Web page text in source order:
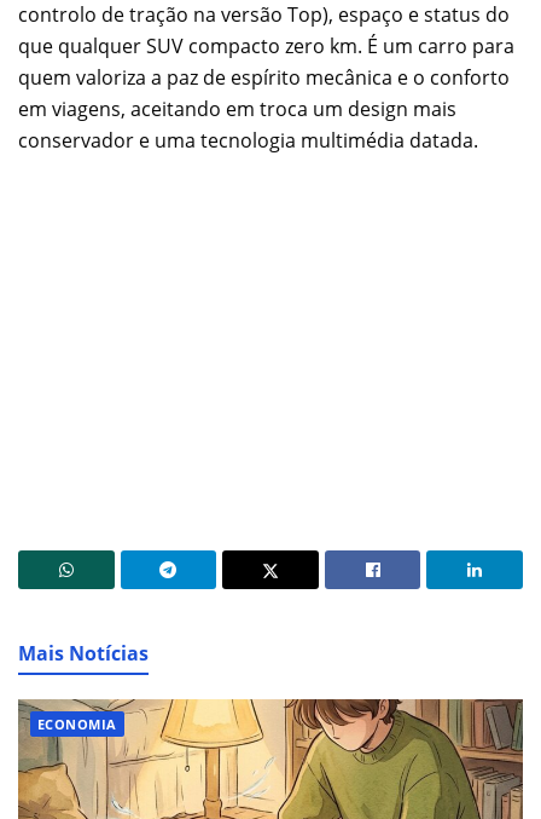
controlo de tração na versão Top), espaço e status do
que qualquer SUV compacto zero km. É um carro para
quem valoriza a paz de espírito mecânica e o conforto
em viagens, aceitando em troca um design mais
conservador e uma tecnologia multimédia datada.
Mais Notícias
ECONOMIA